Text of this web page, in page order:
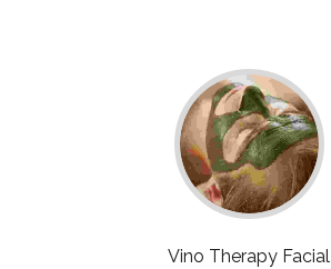
Vino Therapy Facial